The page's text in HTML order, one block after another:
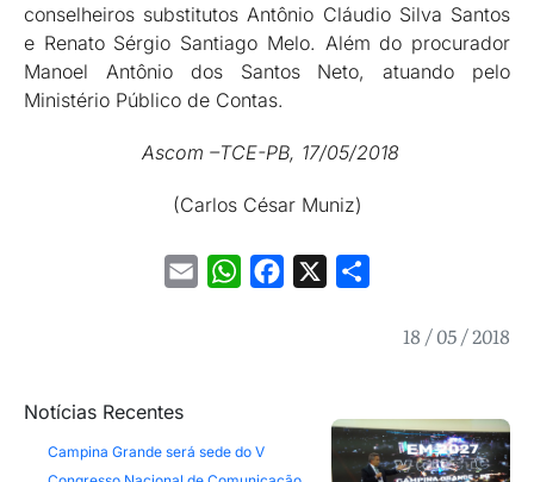
conselheiros substitutos Antônio Cláudio Silva Santos
e Renato Sérgio Santiago Melo. Além do procurador
Manoel Antônio dos Santos Neto, atuando pelo
Ministério Público de Contas.
Ascom –TCE-PB, 17/05/2018
(Carlos César Muniz)
Email WhatsAppFacebook
18 / 05 / 2018
Notícias Recentes
Campina Grande será sede do V